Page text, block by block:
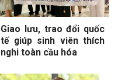
Giao lưu, trao đổi quốc
tế giúp sinh viên thích
nghi toàn cầu hóa